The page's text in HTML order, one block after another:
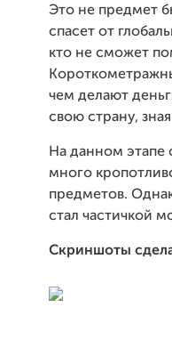
Это не предмет
спасет от
кто не сможет
чем делают
свою страну,
На данном этапе
много
предметов.
стал частичкой
Скриншоты